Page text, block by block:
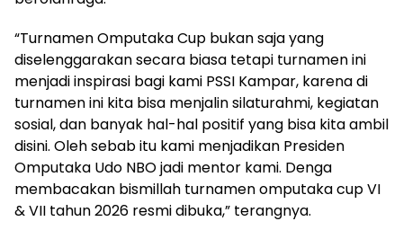
“Turnamen Omputaka Cup bukan saja yang
diselenggarakan secara biasa tetapi turnamen ini
menjadi inspirasi bagi kami PSSI Kampar, karena di
turnamen ini kita bisa menjalin silaturahmi, kegiatan
sosial, dan banyak hal-hal positif yang bisa kita ambil
disini. Oleh sebab itu kami menjadikan Presiden
Omputaka Udo NBO jadi mentor kami. Denga
membacakan bismillah turnamen omputaka cup VI
& VII tahun 2026 resmi dibuka,” terangnya.